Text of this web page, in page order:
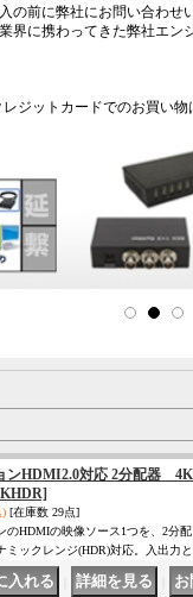
の前に弊社にお問い合わせ
界に携わってきた弊社エン
レジットカードでのお買い物
ンHDMI2.0対応 2分配器
) [在庫数 29点]
のHDMIの映像ソース1つを、2分
ミックレンジ(HDR)対応。入出力